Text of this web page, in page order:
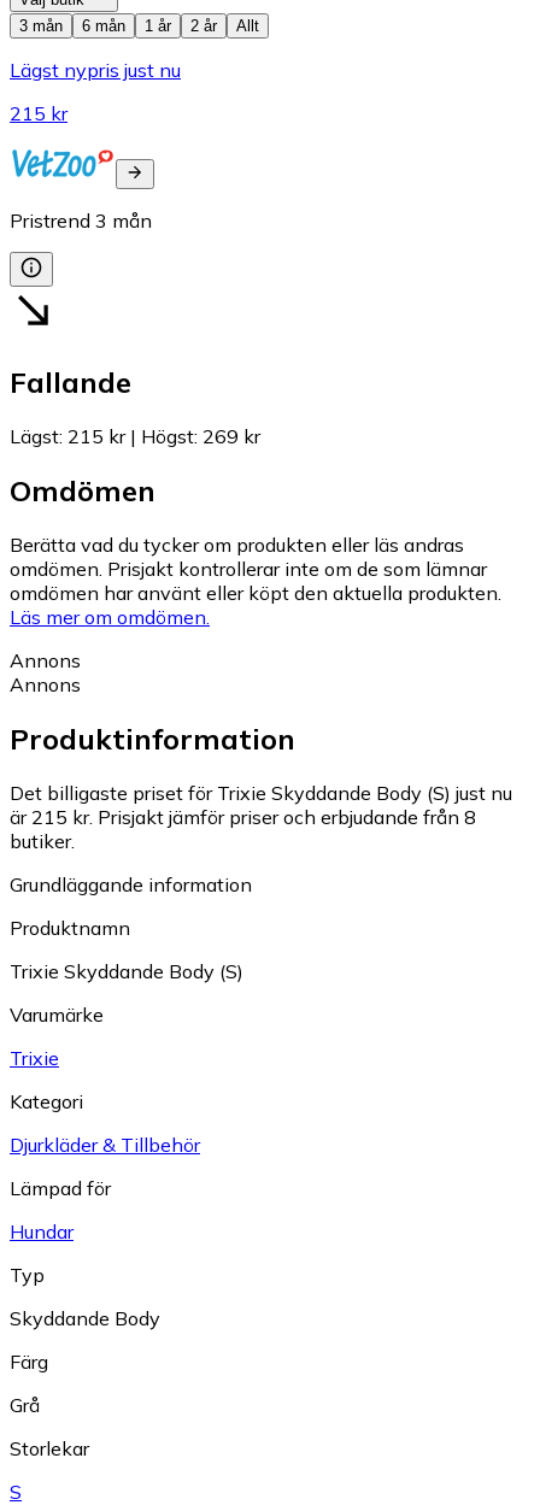
3 mån
6 mån 1 år 2 år Allt
Lägst nypris just nu
215 kr
Pristrend 3 mån
Fallande
Lägst: 215 kr| Högst: 269 kr
Omdömen
Berätta vad du tycker om produkten eller läs andras
omdömen. Prisjakt kontrollerar inte om de som lämnar
omdömen har använt eller köpt den aktuella produkten.
Läs mer om omdömen.
Annons
Annons
Produktinformation
Det billigaste priset för Trixie Skyddande Body (S) just nu
är 215 kr. Prisjakt jämför priser och erbjudande från 8
butiker.
Grundläggande information
Produktnamn
Trixie Skyddande Body (S)
Varumärke
Trixie
Kategori
Djurkläder & Tillbehör
Lämpad för
Hundar
Typ
Skyddande Body
Färg
Grå
Storlekar
S